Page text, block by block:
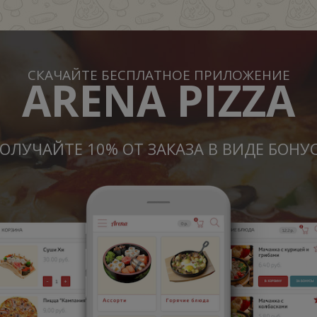
СКАЧАЙТЕ БЕСПЛАТНОЕ ПРИЛОЖЕНИЕ
ARENA PIZZA
10% ОТ ЗАКАЗА В ВИДЕ